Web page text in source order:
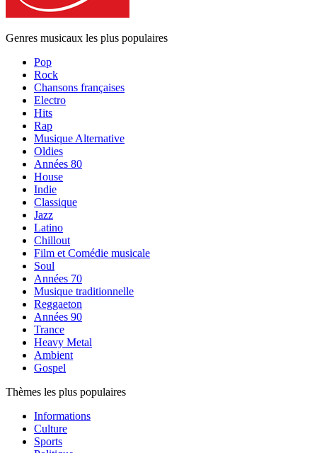
Genres musicaux les plus populaires
Pop
Rock
Chansons françaises
Electro
Hits
Rap
Musique Alternative
Oldies
Années 80
House
Indie
Classique
Jazz
Latino
Chillout
Film et Comédie musicale
Soul
Années 70
Musique traditionnelle
Reggaeton
Années 90
Trance
Heavy Metal
Ambient
Gospel
Thèmes les plus populaires
Informations
Culture
Sports